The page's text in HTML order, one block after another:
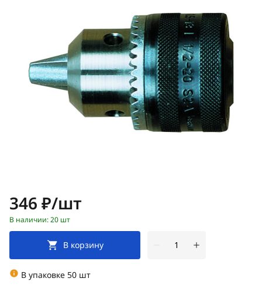
Цена:
346 ₽/шт
В наличии: 20 шт
В корзину
В упаковке 50 шт